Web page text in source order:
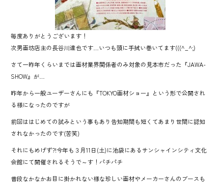
毎度ありがとうございます！
次男画坊店主の長谷川達也です…いつも頭に手拭い巻いてます(((^_^;)
さて一昨年くらいまでは画材業界関係者のみ対象の見本市だった『JAWA-
SHOW』が…
昨年から一般ユーザーさんにも『TOKYO画材ショー』という形で公開され
る様になったのですが
前回ははじめての試みという事もあり告知期間も短くてあまり世間に認知
されなかったのです(苦笑)
それにもめげず?!今年も３月11日(土)に池袋にあるサンシャインシティ文化
会館にて開催されるそうで～す！パチパチ
普段なかなかお目に掛かれない様な珍しい画材やメーカーさんのブースも